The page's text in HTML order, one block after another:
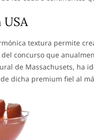
USA
textura permite
concurso que
de Massachusets, ha
dicha premium fiel al